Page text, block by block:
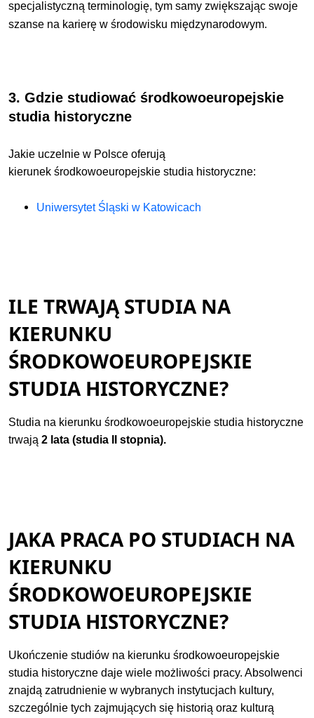
specjalistyczną terminologię, tym samy zwiększając swoje
szanse na karierę w środowisku międzynarodowym.
3. Gdzie studiowaćśrodkowoeuropejskie
studia historyczne
Jakie uczelnie w Polsce oferują
kierunekśrodkowoeuropejskie studia historyczne:
Uniwersytet Śląski w Katowicach
ILE TRWAJĄ STUDIA NA
KIERUNKU
ŚRODKOWOEUROPEJSKIE
STUDIA HISTORYCZNE?
Studia na kierunku środkowoeuropejskie studia historyczne
trwają2 lata (studia II stopnia).
JAKA PRACA PO STUDIACH NA
KIERUNKU
ŚRODKOWOEUROPEJSKIE
STUDIA HISTORYCZNE?
Ukończenie studiów na kierunku środkowoeuropejskie
studia historyczne daje wiele możliwości pracy. Absolwenci
znajdą zatrudnienie w wybranych instytucjach kultury,
szczególnie tych zajmujących się historią oraz kulturą